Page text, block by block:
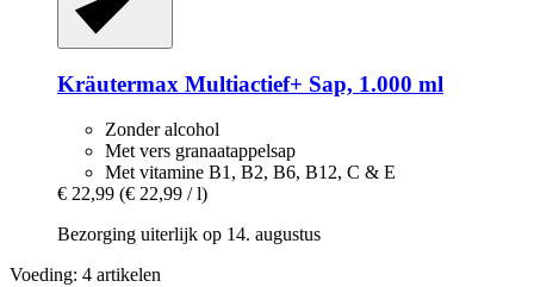
Kräutermax Multiactief+ Sap, 1.000 ml
Zonder alcohol
Met vers granaatappelsap
Met vitamine B1, B2, B6, B12, C & E
€ 22,99 (€ 22,99 / l)
Bezorging uiterlijk op 14. augustus
Voeding: 4 artikelen